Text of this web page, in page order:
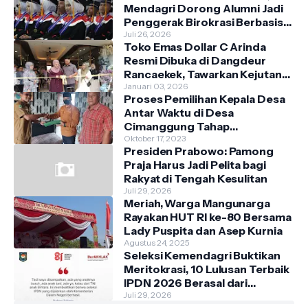
Mendagri Dorong Alumni Jadi
Penggerak Birokrasi Berbasis
Pengetahuan
Juli 26, 2026
Toko Emas Dollar C Arinda
Resmi Dibuka di Dangdeur
Rancaekek, Tawarkan Kejutan
Spesial Grand Opening
Januari 03, 2026
Proses Pemilihan Kepala Desa
Antar Waktu di Desa
Cimanggung Tahap
Pendaftaran
Oktober 17, 2023
Presiden Prabowo: Pamong
Praja Harus Jadi Pelita bagi
Rakyat di Tengah Kesulitan
Juli 29, 2026
Meriah, Warga Mangunarga
Rayakan HUT RI ke-80 Bersama
Lady Puspita dan Asep Kurnia
Agustus 24, 2025
Seleksi Kemendagri Buktikan
Meritokrasi, 10 Lulusan Terbaik
IPDN 2026 Berasal dari
Keluarga Sederhana
Juli 29, 2026